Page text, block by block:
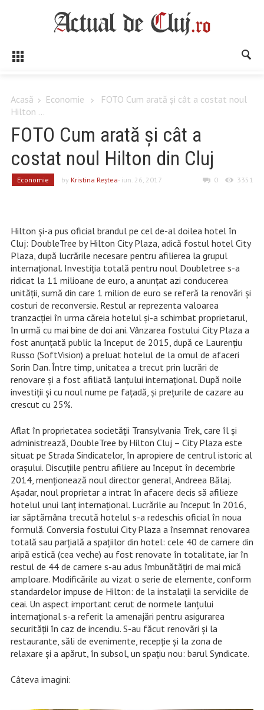
Acasă Economie
FOTO Cum arată şi cât a costat noul
Hilton ...
FOTO Cum arată şi cât a
costat noul Hilton din Cluj
Economie by Kristina Reştea- iun. 26, 2017 0 3351
Hilton şi-a pus oficial brandul pe cel de-al doilea hotel în
Cluj: DoubleTree by Hilton City Plaza, adică fostul hotel City
Plaza, după lucrările necesare pentru afilierea la grupul
internaţional. Investiţia totală pentru noul Doubletree s-a
ridicat la 11 milioane de euro, a anunţat azi conducerea
unităţii, sumă din care 1 milion de euro se referă la renovări şi
costuri de reconversie. Restul ar reprezenta valoarea
tranzacţiei în urma căreia hotelul şi-a schimbat proprietarul,
în urmă cu mai bine de doi ani. Vânzarea fostului City Plaza a
fost anunţată public la început de 2015, după ce Laurenţiu
Russo (SoftVision) a preluat hotelul de la omul de afaceri
Sorin Dan. Între timp, unitatea a trecut prin lucrări de
renovare şi a fost afiliată lanţului internaţional. După noile
investiţii şi cu noul nume pe faţadă, şi preţurile de cazare au
crescut cu 25%.
Aflat în proprietatea societăţii Transylvania Trek, care îl şi
administrează, DoubleTree by Hilton Cluj – City Plaza este
situat pe Strada Sindicatelor, în apropiere de centrul istoric al
oraşului. Discuţiile pentru afiliere au început în decembrie
2014, menţionează noul director general, Andreea Bălaj.
Aşadar, noul proprietar a intrat în afacere decis să afilieze
hotelul unui lanţ internaţional. Lucrările au început în 2016,
iar săptămâna trecută hotelul s-a redeschis oficial în noua
formulă. Conversia fostului City Plaza a însemnat renovarea
totală sau parţială a spaţiilor din hotel: cele 40 de camere din
aripă estică (cea veche) au fost renovate în totalitate, iar în
restul de 44 de camere s-au adus îmbunătăţiri de mai mică
amploare. Modificările au vizat o serie de elemente, conform
standardelor impuse de Hilton: de la instalaţii la serviciile de
ceai. Un aspect important cerut de normele lanţului
internaţional s-a referit la amenajări pentru asigurarea
securităţii în caz de incendiu. S-au făcut renovări şi la
restaurante, săli de evenimente, recepţie şi la zona de
relaxare şi a apărut, în subsol, un spaţiu nou: barul Syndicate.
Câteva imagini: